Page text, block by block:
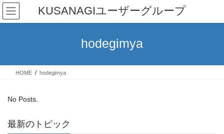
Skip
the
Skip
the
KUSANAGIユーザーグループ
hodegimya
HOME hodegimya
No Posts.
最新のトピック